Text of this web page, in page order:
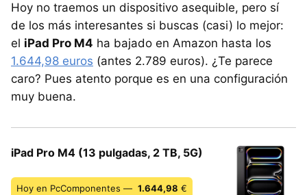
Hoy no traemos un dispositivo asequible, pero sí
de los más interesantes si buscas (casi) lo mejor:
el iPad Pro M4 ha bajado en Amazon hasta los
1.644,98 euros (antes 2.789 euros). ¿Te parece
caro? Pues atento porque es en una configuración
muy buena.
iPad Pro M4 (13 pulgadas, 2 TB, 5G)
Hoy en PcComponentes — 1.644,98 €